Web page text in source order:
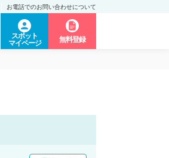
お電話でのお問い合わせについて
スポット
マイページ
無料登録